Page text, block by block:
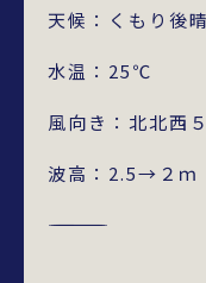
天候：くもり後
水温：25℃
風向き：北北西
波高：2.5→２ｍ
―――――――――――――